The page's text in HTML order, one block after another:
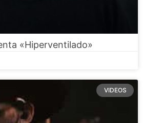
«Hiperventilado»
VIDEOS